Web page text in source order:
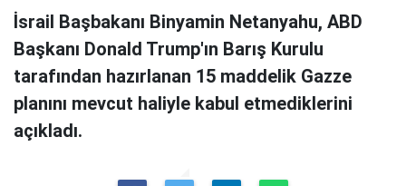
İsrail Başbakanı Binyamin Netanyahu, ABD
Başkanı Donald Trump'ın Barış Kurulu
tarafından hazırlanan 15 maddelik Gazze
planını mevcut haliyle kabul etmediklerini
açıkladı.